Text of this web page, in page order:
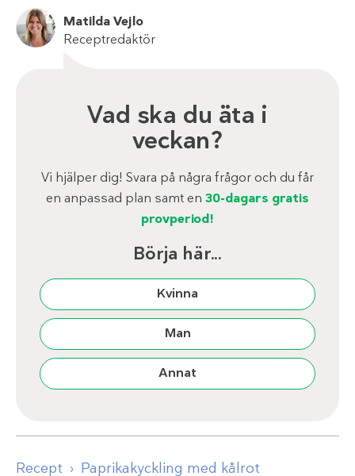
Matilda Vejlo
Receptredaktör
Vad ska du äta i
veckan?
Vi hjälper dig! Svara på några frågor och du får
en anpassad plan samt en 30-dagars gratis
provperiod!
Börja här...
Kvinna
Man
Annat
Recept Paprikakyckling med kålrot